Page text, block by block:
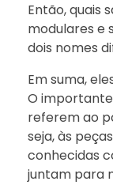
Então, quais
modulares e
dois nomes
Em suma,
O
referem ao
seja, às
conhecidas
juntam para